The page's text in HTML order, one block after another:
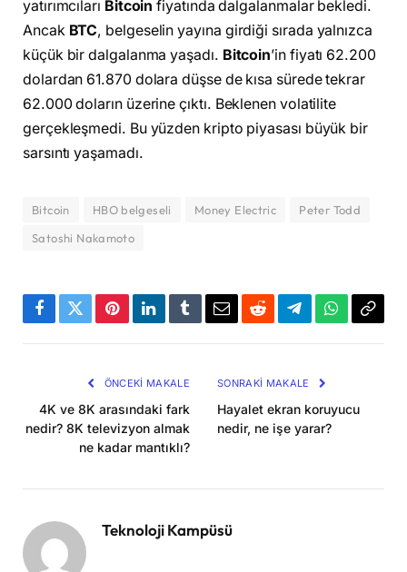
yatırımcıları Bitcoin fiyatında dalgalanmalar bekledi.
Ancak BTC, belgeselin yayına girdiği sırada yalnızca
küçük bir dalgalanma yaşadı. Bitcoin’in fiyatı 62.200
dolardan 61.870 dolara düşse de kısa sürede tekrar
62.000 doların üzerine çıktı. Beklenen volatilite
gerçekleşmedi. Bu yüzden kripto piyasası büyük bir
sarsıntı yaşamadı.
Bitcoin HBO belgeseli Money Electric
Peter Todd
Satoshi Nakamoto
Facebook
TwitterPinterestLinkedInTumblrEmailRedditTelegramWhatsApp
ÖNCEKI MAKALE
4K ve 8K arasındaki fark
nedir? 8K televizyon almak
ne kadar mantıklı?
SONRAKI MAKALE
Hayalet ekran koruyucu
nedir, ne işe yarar?
Teknoloji Kampüsü